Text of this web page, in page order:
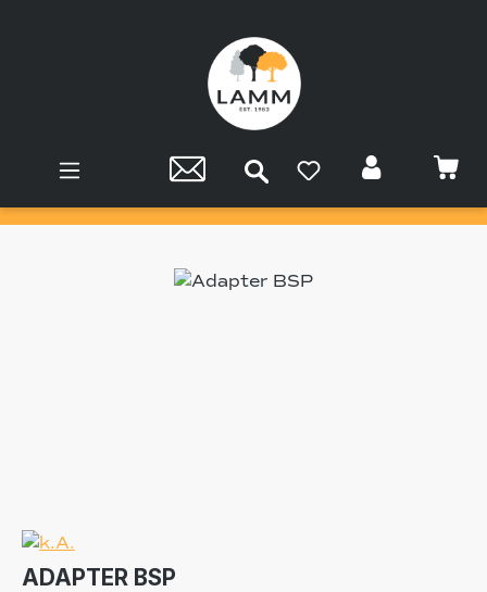
Bildergalerie überspringen
ADAPTER BSP